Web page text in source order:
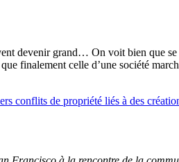
devenir grand… On voit bien que
finalement celle d’une société
conflits de propriété liés à des